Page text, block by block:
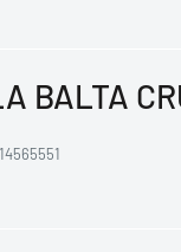
BALTA